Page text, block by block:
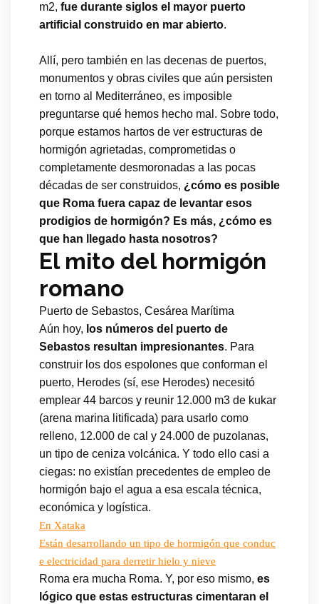
m2, fue durante siglos el mayor puerto
artificial construido en mar abierto.
Allí, pero también en las decenas de puertos,
monumentos y obras civiles que aún persisten
en torno al Mediterráneo, es imposible
preguntarse qué hemos hecho mal. Sobre todo,
porque estamos hartos de ver estructuras de
hormigón agrietadas, comprometidas o
completamente desmoronadas a las pocas
décadas de ser construidos, ¿cómo es posible
que Roma fuera capaz de levantar esos
prodigios de hormigón? Es más, ¿cómo es
que han llegado hasta nosotros?
El mito del hormigón
romano
Puerto de Sebastos, Cesárea Marítima
Aún hoy, los números del puerto de
Sebastos resultan impresionantes. Para
construir los dos espolones que conforman el
puerto, Herodes (sí, ese Herodes) necesitó
emplear 44 barcos y reunir 12.000 m3 de kukar
(arena marina litificada) para usarlo como
relleno, 12.000 de cal y 24.000 de puzolanas,
un tipo de ceniza volcánica. Y todo ello casi a
ciegas: no existían precedentes de empleo de
hormigón bajo el agua a esa escala técnica,
económica y logística.
En Xataka
Están desarrollando un tipo de hormigón que conduc
e electricidad para derretir hielo y nieve
Roma era mucha Roma. Y, por eso mismo, es
lógico que estas estructuras cimentaran el